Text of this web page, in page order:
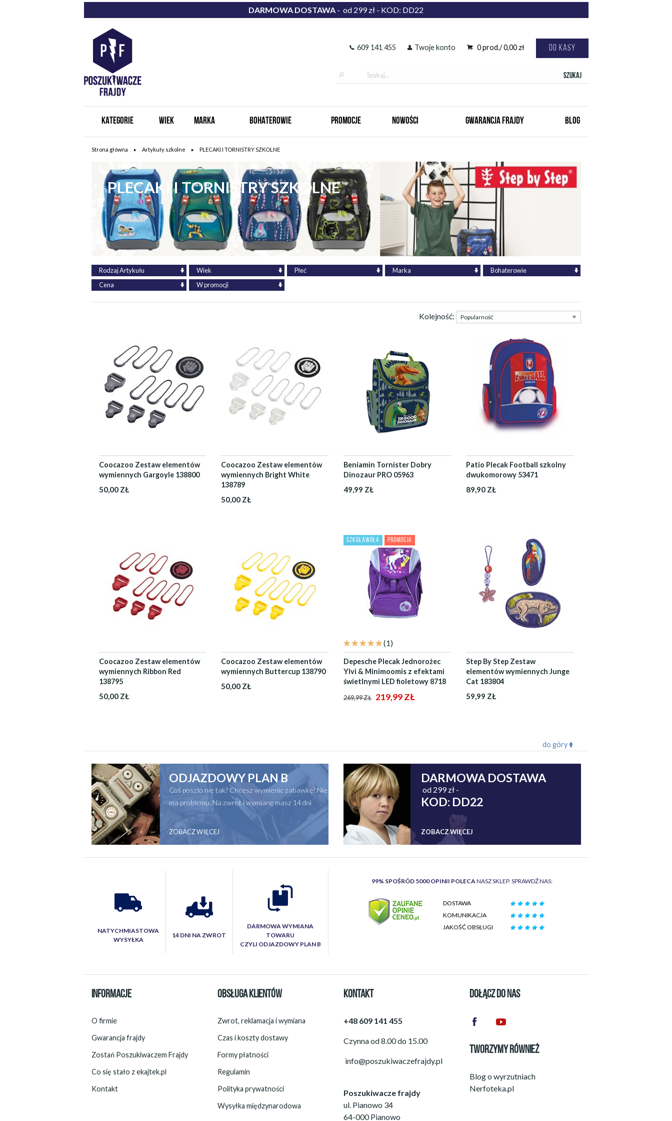
DARMOWA DOSTAWA - od 299 zł - KOD: DD22
609 141 455 Twoje konto 0 prod./0,00 zł Do kasy
Szukaj
KATEGORIE WIEK MARKA BOHATEROWIE PROMOCJE NOWOŚCI GWARANCJA FRAJDY BLOG
Strona główna Artykuły szkolne PLECAKI I TORNISTRY SZKOLNE
PLECAKI I TORNISTRY SZKOLNE
Rodzaj Artykułu Wiek Płeć Marka
Bohaterowie
Cena
W promocji
Kolejność:
Coocazoo Zestaw elementów
wymiennych Gargoyle 138800
50,00 ZŁ
Coocazoo Zestaw elementów
wymiennych Bright White
138789
50,00 ZŁ
Beniamin Tornister Dobry
Dinozaur PRO 05963
49,99 ZŁ
Patio Plecak Football szkolny
dwukomorowy 53471
89,90 ZŁ
Coocazoo Zestaw elementów
wymiennych Ribbon Red
138795
50,00 ZŁ
Coocazoo Zestaw elementów
wymiennych Buttercup 138790
50,00 ZŁ
SZKOŁAWOŁA PROMOCJA
(1)
Depesche Plecak Jednorożec
Ylvi & Minimoomis z efektami
świetlnymi LED fioletowy 8718
269,99 ZŁ 219,99 ZŁ
Step By Step Zestaw
elementów wymiennych Junge
Cat 183804
59,99 ZŁ
do góry
ODJAZDOWY PLAN B
Coś poszło nie tak? Chcesz wymienic zabawkę? Nie
ma problemu. Na zwrot i wymianę masz 14 dni
ZOBACZ WIĘCEJ
DARMOWA DOSTAWA
od 299 zł -
KOD: DD22
ZOBACZ WIĘCEJ
NATYCHMIASTOWA
WYSYŁKA
14 DNI NA ZWROT
DARMOWA WYMIANA
TOWARU
CZYLI ODJAZDOWY PLAN B
99% SPOŚRÓD 5000 OPINII POLECANASZ SKLEP. SPRAWDŹ NAS:
DOSTAWA
KOMUNIKACJA
JAKOŚĆ OBSŁUGI
INFORMACJE
O firmie
Gwarancja frajdy
Zostań Poszukiwaczem Frajdy
Co się stało z ekajtek.pl
Kontakt
OBSŁUGA KLIENTÓW
Zwrot, reklamacja i wymiana
Czas i koszty dostawy
Formy płatności
Regulamin
Polityka prywatności
Wysyłka międzynarodowa
KONTAKT
+48 609 141 455
Czynna od 8.00 do 15.00
info@poszukiwaczefrajdy.pl
Poszukiwacze frajdy
ul. Pianowo 34
64-000 Pianowo
DOŁĄCZ DO NAS
TWORZYMY RÓWNIEŻ
Blog o wyrzutniach
Nerfoteka.pl